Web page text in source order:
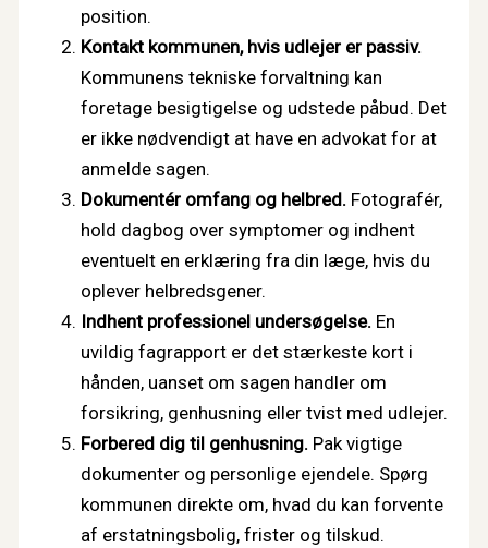
position.
Kontakt kommunen, hvis udlejer er passiv.
Kommunens tekniske forvaltning kan
foretage besigtigelse og udstede påbud. Det
er ikke nødvendigt at have en advokat for at
anmelde sagen.
Dokumentér omfang og helbred. Fotografér,
hold dagbog over symptomer og indhent
eventuelt en erklæring fra din læge, hvis du
oplever helbredsgener.
Indhent professionel undersøgelse. En
uvildig fagrapport er det stærkeste kort i
hånden, uanset om sagen handler om
forsikring, genhusning eller tvist med udlejer.
Forbered dig til genhusning. Pak vigtige
dokumenter og personlige ejendele. Spørg
kommunen direkte om, hvad du kan forvente
af erstatningsbolig, frister og tilskud.